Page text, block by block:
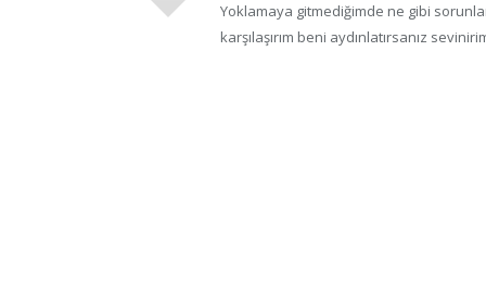
Yoklamaya gitmediğimde ne gibi
karşılaşırım beni aydınlatırsanız